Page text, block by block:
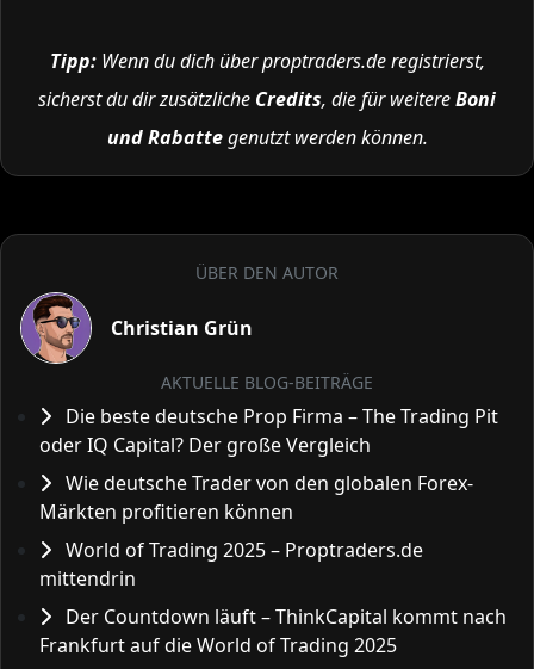
Tipp:Wenn du dich über proptraders.de registrierst,
sicherst du dir zusätzliche Credits, die für weitereBoni
und Rabattegenutzt werden können.
ÜBER DEN AUTOR
Christian Grün
AKTUELLE BLOG-BEITRÄGE
Die beste deutsche Prop Firma – The Trading Pit
oder IQ Capital? Der große Vergleich
Wie deutsche Trader von den globalen Forex-
Märkten profitieren können
World of Trading 2025 – Proptraders.de
mittendrin
Der Countdown läuft – ThinkCapital kommt nach
Frankfurt auf die World of Trading 2025